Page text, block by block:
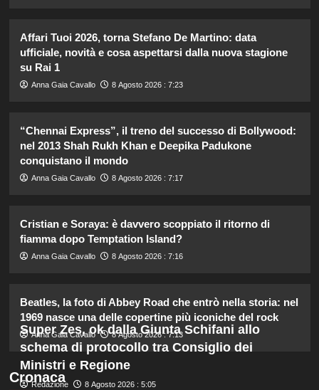
faccio fatica a ritrovare me stesso”
finita la relazione con Alessio Pilli
sorella in Costa Smeralda: momenti
Il midi dress azzurro di Harriet
Phillips: l’eleganza estiva che non
dimenticherò mai.
Affari Tuoi 2026, torna Stefano De Martino: data
ufficiale, novità e cosa aspettarsi dalla nuova stagione
su Rai 1
Anna Gaia Cavallo 8 Agosto 2026 : 7:23
“Chennai Express”, il treno del successo di Bollywood:
nel 2013 Shah Rukh Khan e Deepika Padukone
conquistano il mondo
Anna Gaia Cavallo 8 Agosto 2026 : 7:17
Cristian e Soraya: è davvero scoppiato il ritorno di
fiamma dopo Temptation Island?
Anna Gaia Cavallo 8 Agosto 2026 : 7:16
Beatles, la foto di Abbey Road che entrò nella storia: nel
1969 nasce una delle copertine più iconiche del rock
Anna Gaia Cavallo 8 Agosto 2026 : 7:13
Cronaca
Super Zes, ok dalla Giunta Schifani allo
schema di protocollo tra Consiglio dei
Ministri e Regione
Redazione 8 Agosto 2026 : 5:05